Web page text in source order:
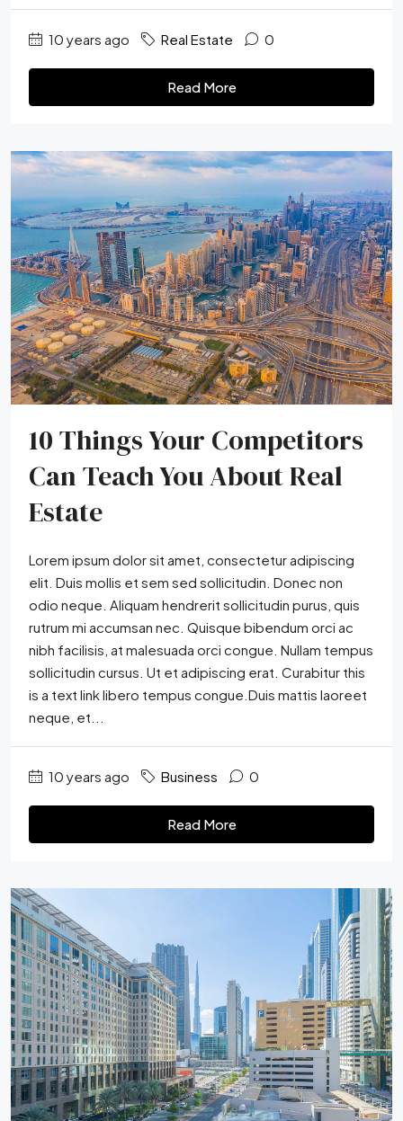
10 years ago Real Estate 0
Read More
10 Things Your Competitors
Can Teach You About Real
Estate
Lorem ipsum dolor sit amet, consectetur adipiscing
elit. Duis mollis et sem sed sollicitudin. Donec non
odio neque. Aliquam hendrerit sollicitudin purus, quis
rutrum mi accumsan nec. Quisque bibendum orci ac
nibh facilisis, at malesuada orci congue. Nullam tempus
sollicitudin cursus. Ut et adipiscing erat. Curabitur this
is a text link libero tempus congue.Duis mattis laoreet
neque, et...
10 years ago Business 0
Read More